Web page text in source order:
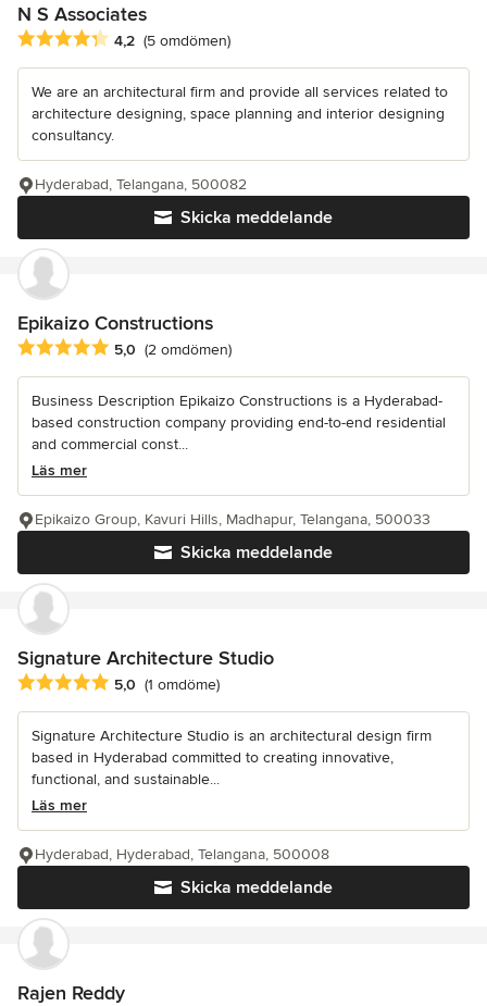
N S Associates
Genomsnittligt omdöme: 4.2 av 5 stjärnor
4,2 (5 omdömen)
We are an architectural firm and provide all services related to
architecture designing, space planning and interior designing
consultancy.
Skicka meddelande
Hyderabad, Telangana, 500082
Epikaizo Constructions
Genomsnittligt omdöme: 5 av 5 stjärnor
5,0 (2 omdömen)
Business Description Epikaizo Constructions is a Hyderabad-
based construction company providing end-to-end residential
and commercial const...
Läs mer
Skicka meddelande
Epikaizo Group, Kavuri Hills, Madhapur, Telangana, 500033
Signature Architecture Studio
Genomsnittligt omdöme: 5 av 5 stjärnor
5,0 (1 omdöme)
Signature Architecture Studio is an architectural design firm
based in Hyderabad committed to creating innovative,
functional, and sustainable...
Läs mer
Skicka meddelande
Hyderabad, Hyderabad, Telangana, 500008
Rajen Reddy